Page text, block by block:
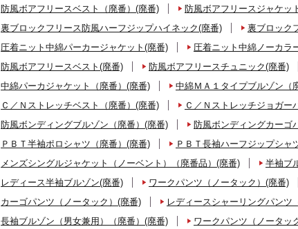
防風ボアフリースベスト（廃番）(廃番)
防風ボアフリースジャケッ
裏ブロックフリース防風ハーフジップハイネック(廃番)
裏ブロック
圧着ニット中綿パーカージャケット(廃番)
圧着ニット中綿ノーカラ
防風ボアフリースベスト(廃番)
防風ボアフリースチュニック(廃番)
中綿パーカジャケット（廃番）(廃番)
中綿ＭＡ１タイプブルゾン（
Ｃ／Ｎストレッチベスト（廃番）(廃番)
Ｃ／Ｎストレッチジョガー
防風ボンディングブルゾン（廃番）(廃番)
防風ボンディングカーゴ
ＰＢＴ半袖ポロシャツ（廃番）(廃番)
ＰＢＴ長袖ハーフジップシャ
メンズシングルジャケット（ノーベント）（廃番品）(廃番)
半袖ブ
レディース半袖ブルゾン(廃番)
ワークパンツ（ノータック）(廃番)
カーゴパンツ（ノータック）(廃番)
レディースシャーリングパンツ
長袖ブルゾン（男女兼用）（廃番）(廃番)
ワークパンツ（ノータッ